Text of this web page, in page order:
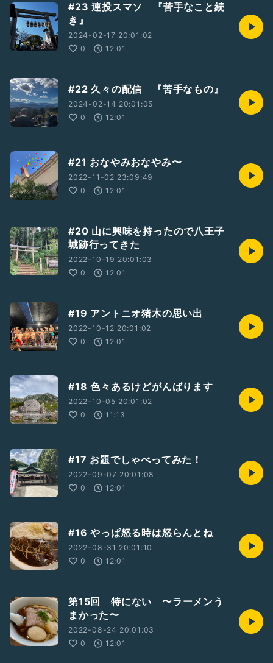
#23 連投スマソ 『苦手なこと続
き』
2024-02-17 20:01:02
0
12:01
#22 久々の配信 『苦手なもの』
2024-02-14 20:01:05
0
12:01
#21 おなやみおなやみ〜
2022-11-02 23:09:49
0
12:01
#20 山に興味を持ったので八王子
城跡行ってきた
2022-10-19 20:01:03
0
12:01
#19 アントニオ猪木の思い出
2022-10-12 20:01:02
0
12:01
#18 色々あるけどがんばります
2022-10-05 20:01:02
0
11:13
#17 お題でしゃべってみた！
2022-09-07 20:01:08
0
12:01
#16 やっぱ怒る時は怒らんとね
2022-08-31 20:01:10
0
12:01
第15回 特にない 〜ラーメンう
まかった〜
2022-08-24 20:01:03
0
12:01